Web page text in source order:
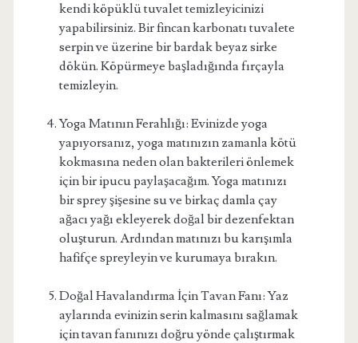
kendi köpüklü tuvalet temizleyicinizi
yapabilirsiniz. Bir fincan karbonatı tuvalete
serpin ve üzerine bir bardak beyaz sirke
dökün. Köpürmeye başladığında fırçayla
temizleyin.
Yoga Matının Ferahlığı: Evinizde yoga
yapıyorsanız, yoga matınızın zamanla kötü
kokmasına neden olan bakterileri önlemek
için bir ipucu paylaşacağım. Yoga matınızı
bir sprey şişesine su ve birkaç damla çay
ağacı yağı ekleyerek doğal bir dezenfektan
oluşturun. Ardından matınızı bu karışımla
hafifçe spreyleyin ve kurumaya bırakın.
Doğal Havalandırma İçin Tavan Fanı: Yaz
aylarında evinizin serin kalmasını sağlamak
için tavan fanınızı doğru yönde çalıştırmak